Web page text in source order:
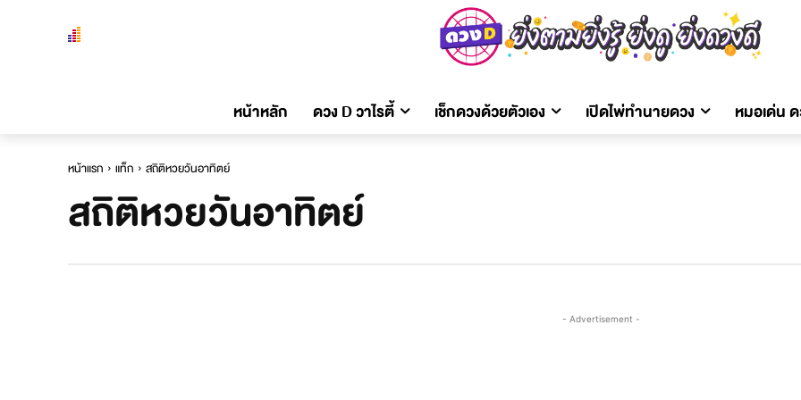
หน้าหลัก ดวง D วาไรตี้ เช็กดวงด้วยตัวเอง เปิดไพ่ทำนายดวง หมอเด่น
หน้าแรก แท็ก สถิติหวยวันอาทิตย์
สถิติหวยวันอาทิตย์
- Advertisement -